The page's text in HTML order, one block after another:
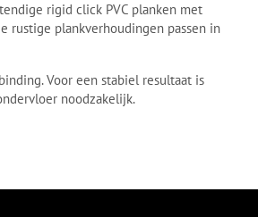
rigid click PVC planken met
rustige plankverhoudingen passen in
Voor een stabiel resultaat is
noodzakelijk.